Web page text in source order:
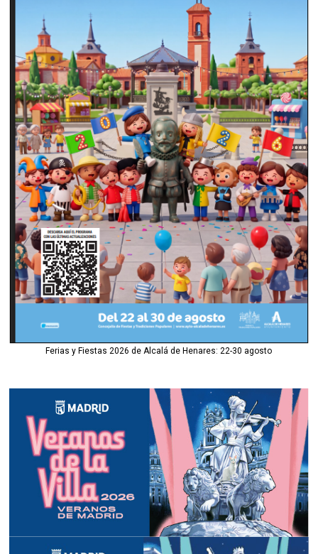
Ferias y Fiestas 2026 de Alcalá de Henares: 22-30 agosto